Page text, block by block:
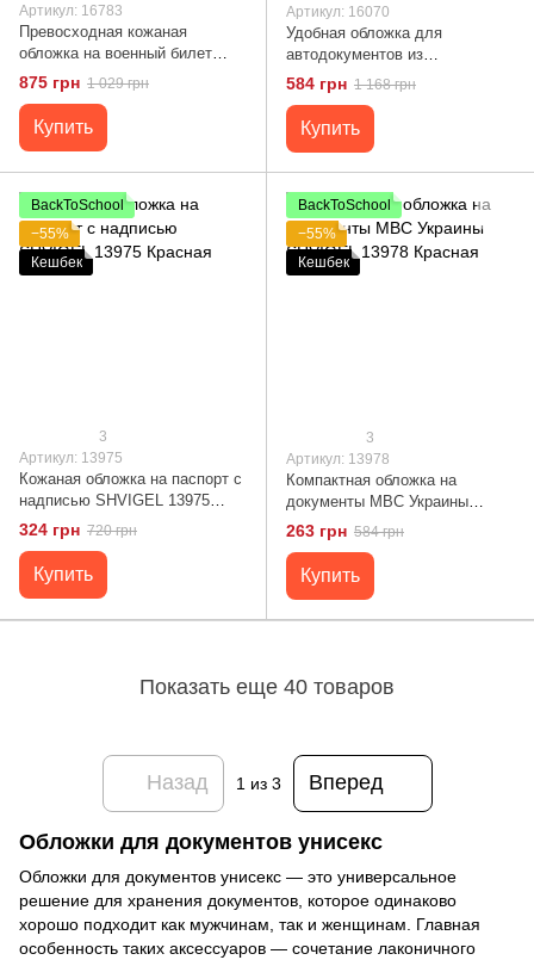
Артикул: 16783
Превосходная кожаная
обложка на военный билет
Карта GRANDE PELLE 16783
Зеленый
875 грн 1 029 грн
Купить
Артикул: 16070
Удобная обложка для
автодокументов из
натуральной кожи SHVIGEL
584 грн 1 168 грн
Купить
BackToSchool
−55%
Кешбек
3
Артикул: 13975
Кожаная обложка на паспорт с
надписью SHVIGEL 13975
Красная
324 грн 720 грн
Купить
BackToSchool
−55%
Кешбек
3
Артикул: 13978
Компактная обложка на
документы МВС Украины
SHVIGEL 13978 Красная
263 грн 584 грн
Купить
Показать еще 40 товаров
Назад 1 из 3 Вперед
Обложки для документов унисекс
Обложки для документов унисекс — это универсальное
решение для хранения документов, которое одинаково
хорошо подходит как мужчинам, так и женщинам. Главная
особенность таких аксессуаров — сочетание лаконичного